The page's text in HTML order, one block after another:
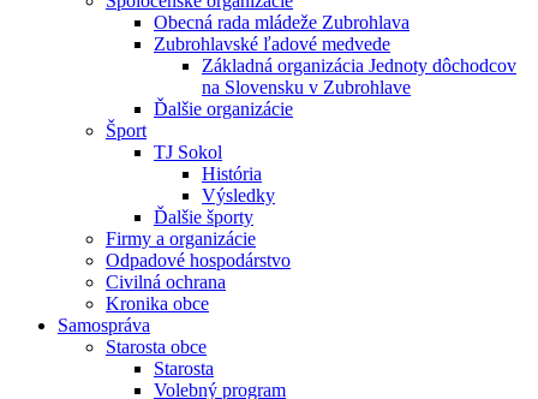
Obecná rada mládeže Zubrohlava
Zubrohlavské ľadové medvede
Základná organizácia Jednoty dôchodcov
na Slovensku v Zubrohlave
Ďalšie organizácie
Šport
TJ Sokol
História
Výsledky
Ďalšie športy
Firmy a organizácie
Odpadové hospodárstvo
Civilná ochrana
Kronika obce
Samospráva
Starosta obce
Starosta
Volebný program